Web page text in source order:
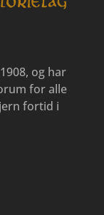
og har
for alle
fortid i